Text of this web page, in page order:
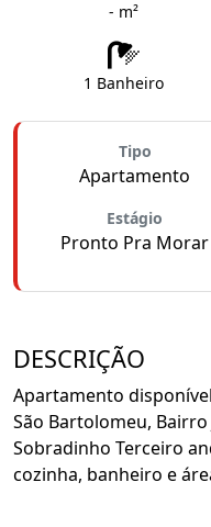
- m²
1 Banheiro
Tipo
Apartamento
Estágio
Pronto Pra Morar
DESCRIÇÃO
Apartamento
São Bartolomeu,
Sobradinho Terceiro
cozinha, banheiro e